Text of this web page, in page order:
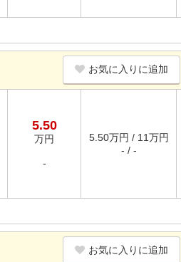
お気に入りに追加
5.50
万円
-
5.50万円 / 11万円
- / -
お気に入りに追加